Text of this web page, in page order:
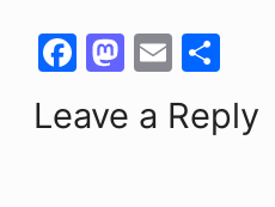
F
c
M
st
E
m
ai
h
ar
Leave a Reply